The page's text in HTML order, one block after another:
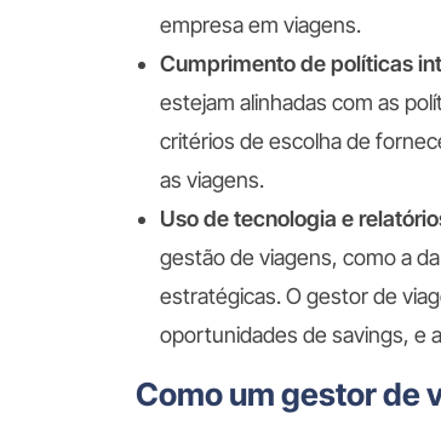
empresa em viagens.
Cumprimento de políticas
estejam alinhadas com as
critérios de escolha de
as viagens.
Uso de tecnologia e
gestão de viagens, como a
estratégicas. O gestor de
oportunidades de savings, e
Como um gestor de